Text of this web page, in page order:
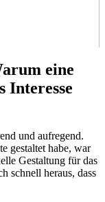
eine
‍Interesse
und aufregend.
gestaltet ‍habe,⁣ war‌
Gestaltung‍ für das
schnell⁣ heraus, dass